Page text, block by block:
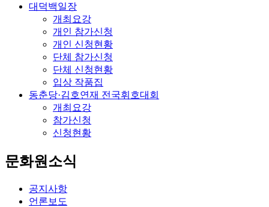
대덕백일장
개최요강
개인 참가신청
개인 신청현황
단체 참가신청
단체 신청현황
입상 작품집
동춘당·김호연재 전국휘호대회
개최요강
참가신청
신청현황
문화원소식
공지사항
언론보도